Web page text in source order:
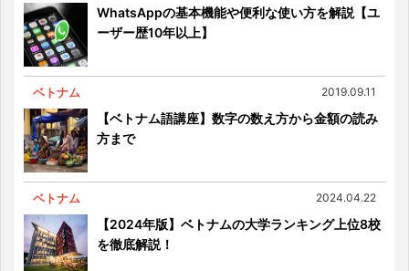
WhatsAppの基本機能や便利な使い方を解説【ユ
ーザー歴10年以上】
ベトナム 2019.09.11
【ベトナム語講座】数字の数え方から金額の読み
方まで
ベトナム 2024.04.22
【2024年版】ベトナムの大学ランキング上位8校
を徹底解説！